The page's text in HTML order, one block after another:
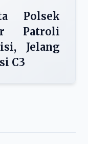
Polsek
Patroli
Jelang
C3